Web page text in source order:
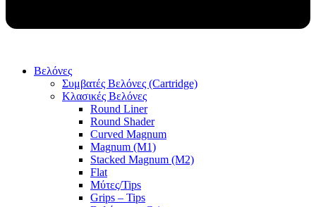
Βελόνες
Συμβατές Βελόνες (Cartridge)
Κλασικές Βελόνες
Round Liner
Round Shader
Curved Magnum
Magnum (M1)
Stacked Magnum (M2)
Flat
Μύτες/Tips
Grips – Tips